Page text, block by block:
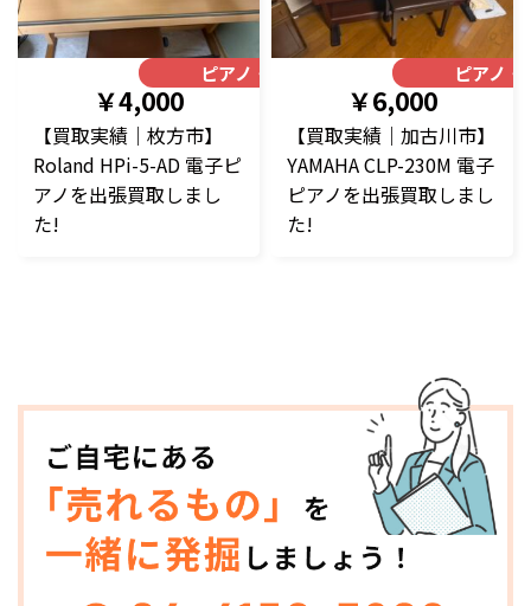
ピアノ・楽器
￥4,000
【買取実績｜枚方市】
Roland HPi-5-AD 電子ピ
アノを出張買取しまし
た!
ピアノ・
￥6,000
【買取実績｜加古川市】
YAMAHA CLP-230M 電子
ピアノを出張買取しまし
た!